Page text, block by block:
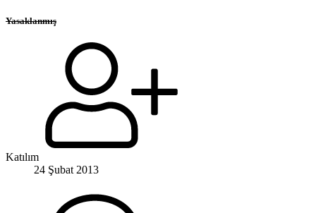
Yasaklanmış
Katılım
24 Şubat 2013